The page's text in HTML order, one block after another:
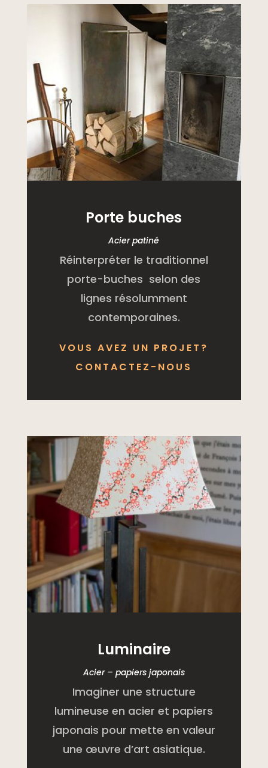
Porte buches
Acier patiné
Réinterpréter le traditionnel
porte-buches selon des
lignes résolumment
contemporaines.
VOUS AVEZ UN PROJET?
CONTACTEZ-NOUS
Luminaire
Acier – papiers japonais
Imaginer une structure
lumineuse en acier et papiers
japonais pour mette en valeur
une œuvre d’art asiatique.